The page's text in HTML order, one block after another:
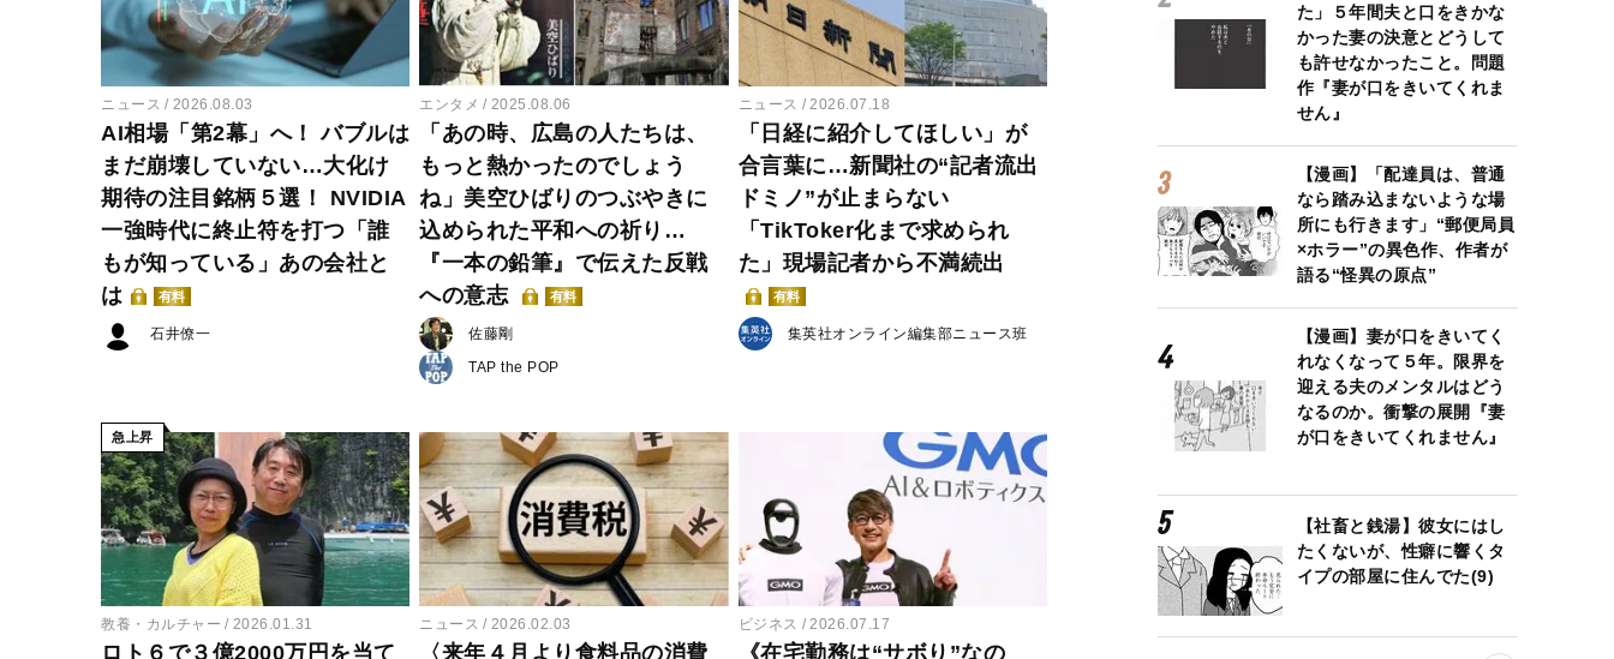
ニュース 2026.08.03
AI相場「第2幕」へ！ バブルは
まだ崩壊していない…大化け
期待の注目銘柄５選！ NVIDIA
一強時代に終止符を打つ「誰
もが知っている」あの会社と
は
有料
石井僚一
エンタメ 2025.08.06
「あの時、広島の人たちは、
もっと熱かったのでしょう
ね」美空ひばりのつぶやきに
込められた平和への祈り…
『一本の鉛筆』で伝えた反戦
への意志
有料
佐藤剛
TAP the POP
ニュース 2026.07.18
「日経に紹介してほしい」が
合言葉に…新聞社の“記者流出
ドミノ”が止まらない
「TikToker化まで求められ
た」現場記者から不満続出
有料
集英社オンライン編集部ニュース班
急上昇
教養・カルチャー 2026.01.31
ロト６で３億2000万円を当て
ニュース 2026.02.03
〈来年４月より食料品の消費
ビジネス 2026.07.17
《在宅勤務は“サボり”なの
た」５年間夫と口をきかな
かった妻の決意とどうして
も許せなかったこと。問題
作『妻が口をきいてくれま
せん』
【漫画】「配達員は、普通
なら踏み込まないような場
所にも行きます」“郵便局員
×ホラー”の異色作、作者が
語る“怪異の原点”
【漫画】妻が口をきいてく
れなくなって５年。限界を
迎える夫のメンタルはどう
なるのか。衝撃の展開『妻
が口をきいてくれません』
【社畜と銭湯】彼女にはし
たくないが、性癖に響くタ
イプの部屋に住んでた(9)